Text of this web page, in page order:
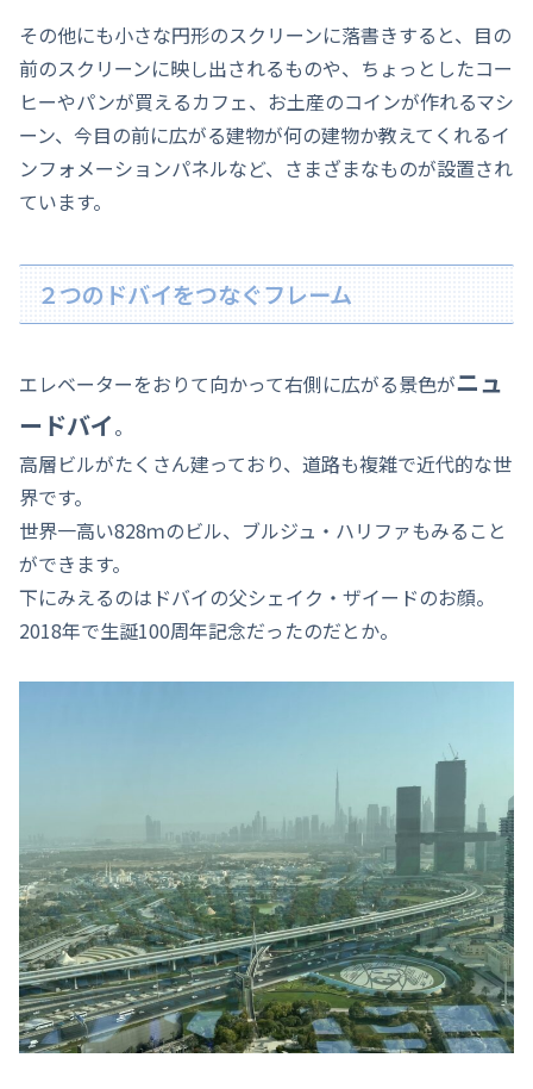
その他にも小さな円形のスクリーンに落書きすると、目の
前のスクリーンに映し出されるものや、ちょっとしたコー
ヒーやパンが買えるカフェ、お土産のコインが作れるマシ
ーン、今目の前に広がる建物が何の建物か教えてくれるイ
ンフォメーションパネルなど、さまざまなものが設置され
ています。
２つのドバイをつなぐフレーム
エレベーターをおりて向かって右側に広がる景色がニュ
ードバイ。
高層ビルがたくさん建っており、道路も複雑で近代的な世
界です。
世界一高い828ｍのビル、ブルジュ・ハリファもみること
ができます。
下にみえるのはドバイの父シェイク・ザイードのお顔。
2018年で生誕100周年記念だったのだとか。